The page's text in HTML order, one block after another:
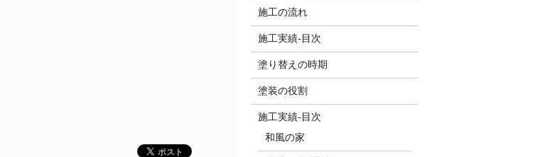
施工の流れ
施工実績-目次
塗り替えの時期
塗装の役割
施工実績-目次
和風の家